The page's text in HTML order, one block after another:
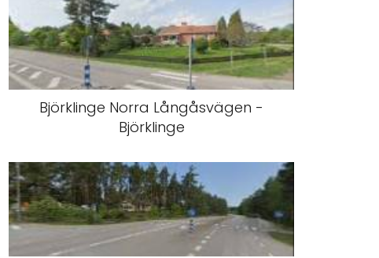
Björklinge Norra Långåsvägen -
Björklinge